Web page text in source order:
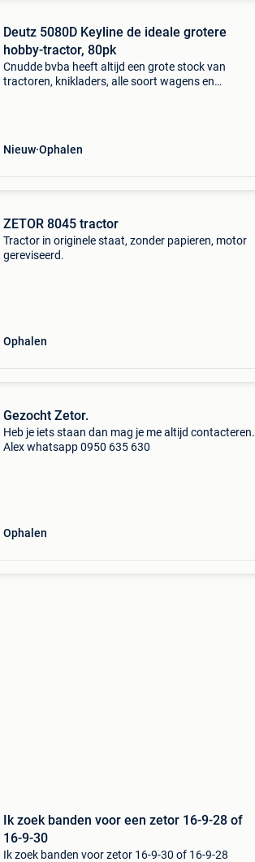
Deutz 5080D Keyline de ideale grotere
hobby-tractor, 80pk
Cnudde bvba heeft altijd een grote stock van
tractoren, knikladers, alle soort wagens en
Nieuw Ophalen
ZETOR 8045 tractor
Tractor in originele staat, zonder papieren, motor
gereviseerd.
Ophalen
Gezocht Zetor.
Heb je iets staan dan mag je me altijd contacteren.
Alex whatsapp 0950 635 630
Ophalen
Ik zoek banden voor een zetor 16-9-28 of
16-9-30
Ik zoek banden voor zetor 16-9-30 of 16-9-28